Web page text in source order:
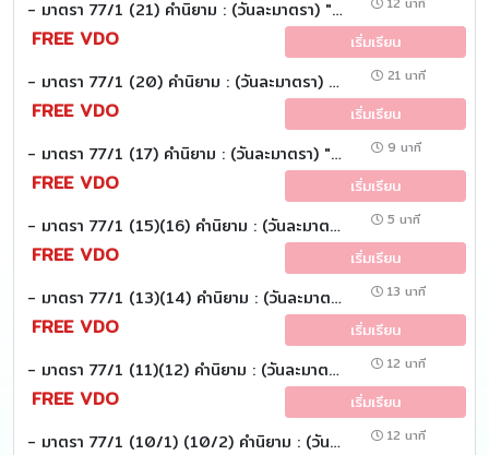
- มาตรา 77/1 (21) คำนิยาม : (วันละมาตรา) "เขตปลอดอากร"
FREE VDO เริ่มเรียน
- มาตรา 77/1 (20) คำนิยาม : (วันละมาตรา) "สถานประกอบการ" 21 นาที
FREE VDO เริ่มเรียน
- มาตรา 77/1 (17) คำนิยาม : (วันละมาตรา) "ภาษีขาย" 9 นาที
FREE VDO เริ่มเรียน
- มาตรา 77/1 (15)(16) คำนิยาม : (วันละมาตรา) "ซื้อ" และ "ราคา" 5 นาที
FREE VDO เริ่มเรียน
- มาตรา 77/1 (13)(14) คำนิยาม : (วันละมาตรา) "ผู้ส่งออก" และ "ส่งออก" 13 นาที
FREE VDO เริ่มเรียน
- มาตรา 77/1 (11)(12) คำนิยาม : (วันละมาตรา) "ผู้นำเข้า" และ "นำเข้า" 12 นาที
FREE VDO เริ่มเรียน
- มาตรา 77/1 (10/1) (10/2) คำนิยาม : (วันละมาตรา) 12 นาที